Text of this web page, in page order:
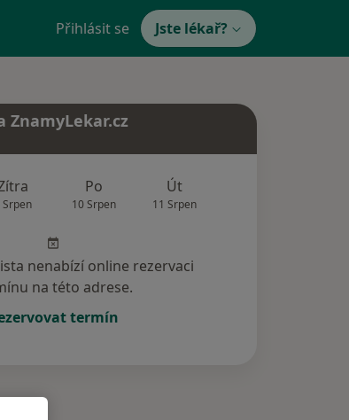
Přihlásit se Jste lékař?
ZnamyLekar.cz
Srpen
Po
10 Srpen
Út
11 Srpen
nenabízí online rezervaci
na této adrese.
termín